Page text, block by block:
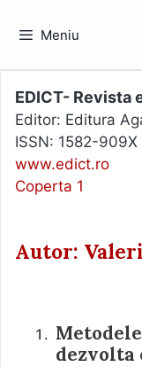
Meniu
EDICT- Revista
Editor: Editura
ISSN: 1582-909X
www.edict.ro
Coperta 1
Autor:
dezvolta